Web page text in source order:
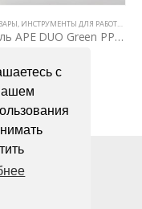
с
,РАКЕЛИ, ВЫГОНКИ И СГОНЫ
, ИНСТРУМЕНТЫ ДЛЯ РАБОТЫ С ПЛЕНКАМИ
Ракель APE DUO Green PPF (Жесткий)
В КОРЗИНУ